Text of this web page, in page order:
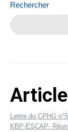
Rechercher
Lettre du CPHG
KBP-ESCAP-